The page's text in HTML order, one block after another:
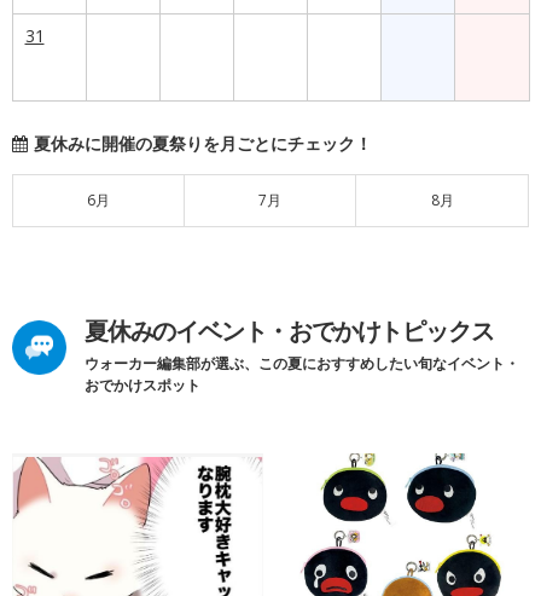
31
夏休みに開催の夏祭りを月ごとにチェック！
6月 7月 8月
夏休みのイベント・おでかけトピックス
ウォーカー編集部が選ぶ、この夏におすすめしたい旬なイベント・
おでかけスポット